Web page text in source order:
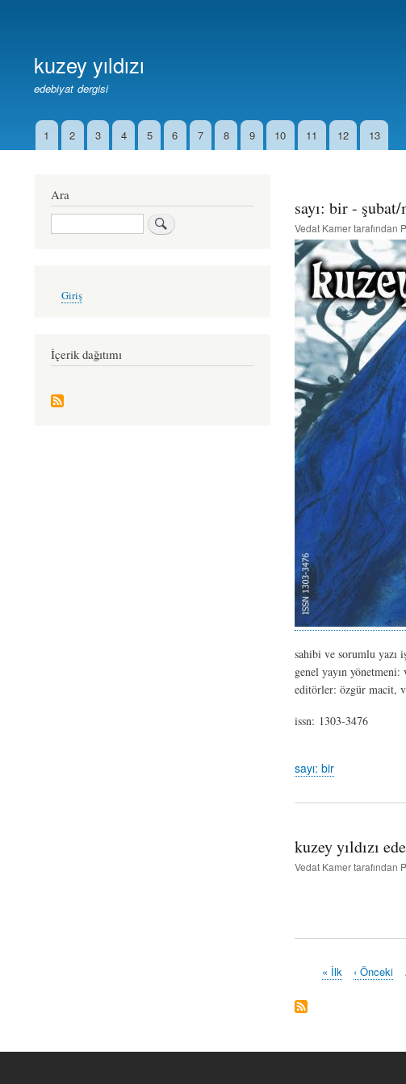
kuzey yıldızı
edebiyat dergisi
İkincil1 2 3 4 5 6 7 8 9 10 11 12 13
sayı: bir -
Vedat Kamertarafından
sahibi ve sorumlu yazı
genel yayın yönetmeni:
editörler: özgür macit,
issn: 1303-3476
sayı: bir
kuzey yıldızı
Vedat Kamertarafından
Pagination
İlk
« İlk
Önceki
‹ Önceki
Ara
Ara
account
Giriş
İçerik dağıtımı